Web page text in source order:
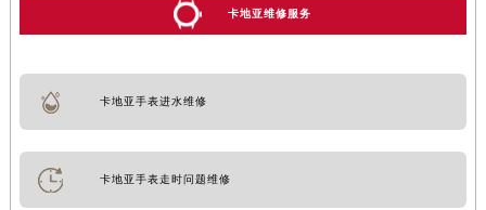
卡地亚维修服务
卡地亚手表进水维修
卡地亚手表走时问题维修